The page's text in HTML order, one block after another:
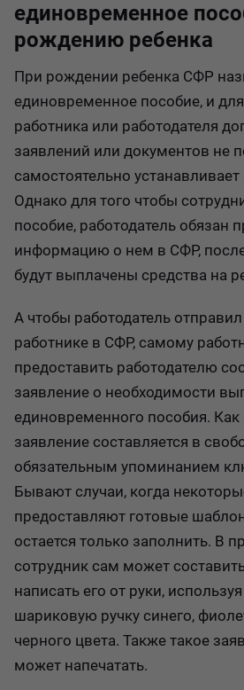
единовременное
рождению ребенка
При рождении ребенка СФР
единовременное пособие, и для
работника или работодателя
заявлений или документов не
самостоятельно
Однако для того чтобы
пособие, работодатель обязан
информацию о нем в СФР,
будут выплачены средства на
А чтобы работодатель
работнике в СФР, самому
предоставить работодателю
заявление о необходимости
единовременного пособия. Как
заявление составляется в
обязательным упоминанием
Бывают случаи, когда
предоставляют готовые
остается только заполнить. В
сотрудник сам может
написать его от руки,
шариковую ручку синего,
черного цвета. Также такое
может напечатать.